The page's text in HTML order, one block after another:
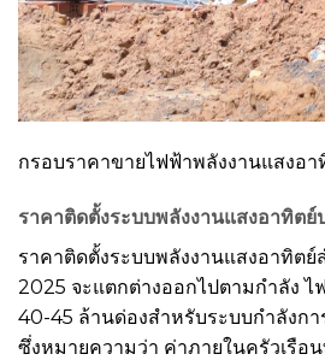
กรอบราคาขายไฟฟ้าพลังงานแสงอา
ราคาติดตั้งระบบพลังงานแสงอาทิต
ราคาติดตั้งระบบพลังงานแสงอาทิต
2025 จะแตกต่างออกไปตามกำลัง ไ
40-45 ล้านด่องสำหรับระบบกำลังก
ซึ่งหมายความว่า ค่าภายในครัวเรื